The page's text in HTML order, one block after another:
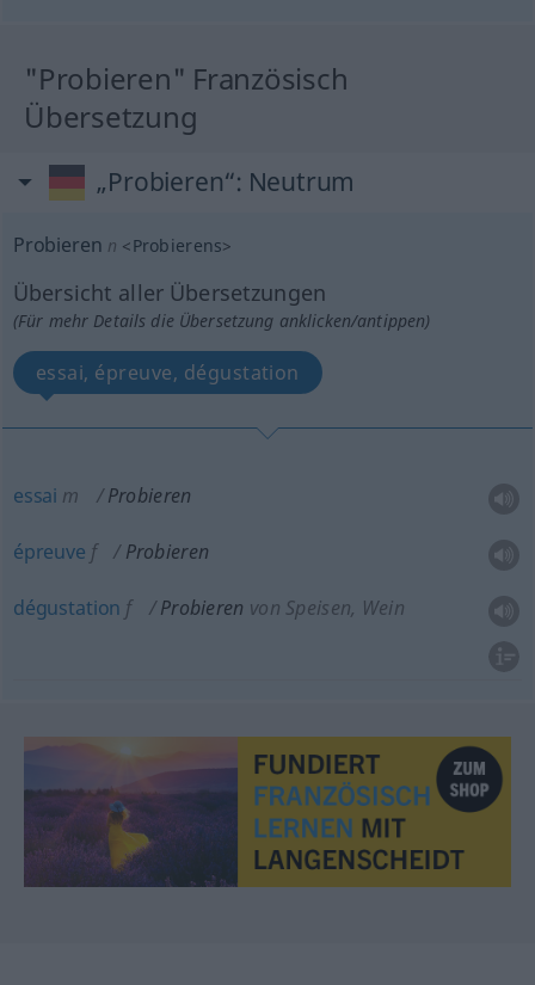
"Probieren" Französisch
Übersetzung
„Probieren“: Neutrum
Probieren n <Probierens>
Übersicht aller Übersetzungen
(Für mehr Details die Übersetzung anklicken/antippen)
essai, épreuve, dégustation
essai m Probieren
épreuve f Probieren
dégustation f Probieren von Speisen, Wein